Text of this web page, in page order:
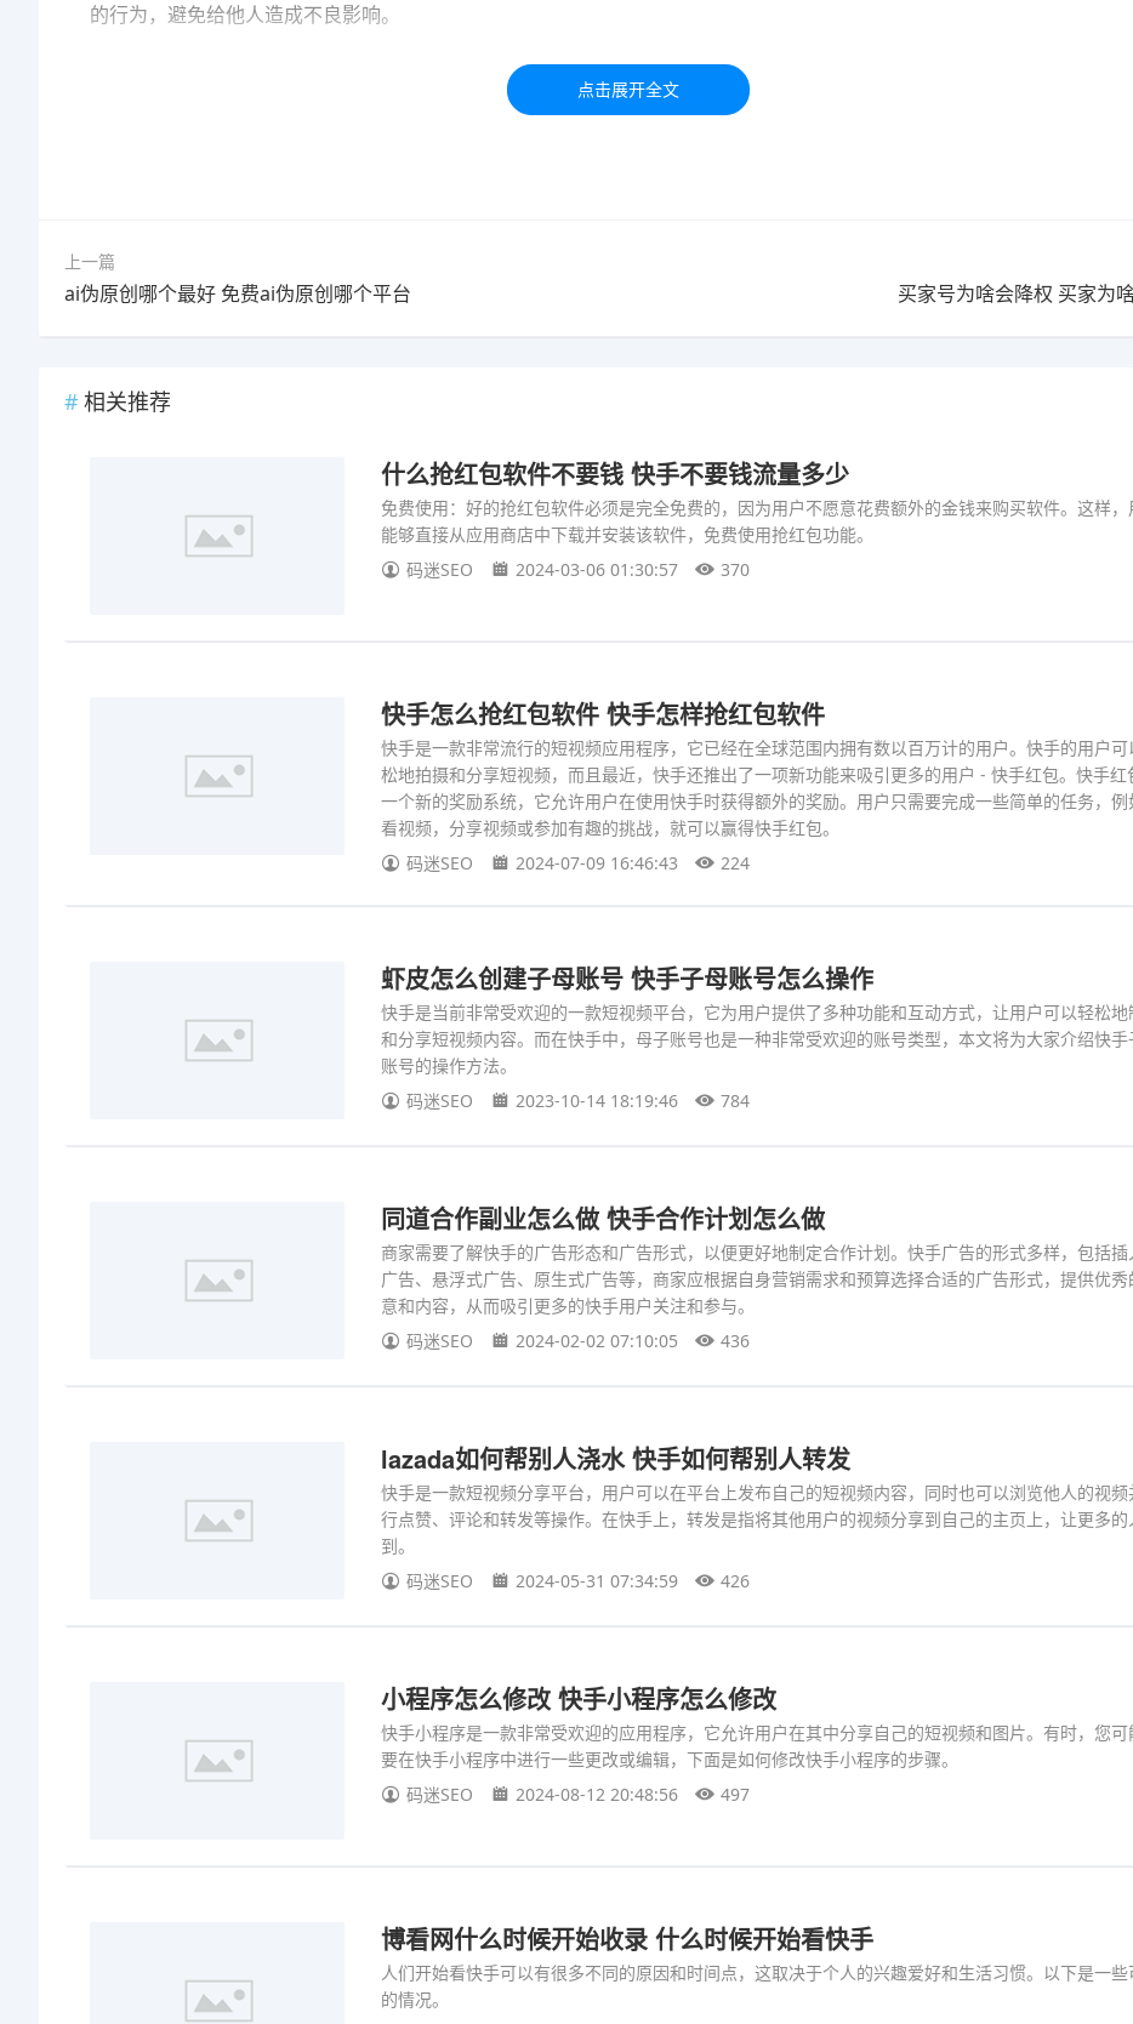
的行为，避免给他人造成不良影响。
本站内容均为「码迷SEO」网友免费分享整理，仅用于学习交流，如有疑问，请联系我们48小时处理！！！！
上一篇
ai伪原创哪个最好 免费ai伪原创哪个平台 买家号为啥会降权 买家为
相关推荐
什么抢红包软件不要钱 快手不要钱流量多少
免费使用：好的抢红包软件必须是完全免费的，因为用户不愿意花费额外的金钱来购买软件。这样，
能够直接从应用商店中下载并安装该软件，免费使用抢红包功能。
码迷SEO
2024-03-06 01:30:57 370
快手怎么抢红包软件 快手怎样抢红包软件
快手是一款非常流行的短视频应用程序，它已经在全球范围内拥有数以百万计的用户。快手的用户可
松地拍摄和分享短视频，而且最近，快手还推出了一项新功能来吸引更多的用户 - 快手红包。快手红
一个新的奖励系统，它允许用户在使用快手时获得额外的奖励。用户只需要完成一些简单的任务，例
看视频，分享视频或参加有趣的挑战，就可以赢得快手红包。
码迷SEO
2024-07-09 16:46:43 224
虾皮怎么创建子母账号 快手子母账号怎么操作
快手是当前非常受欢迎的一款短视频平台，它为用户提供了多种功能和互动方式，让用户可以轻松地
和分享短视频内容。而在快手中，母子账号也是一种非常受欢迎的账号类型，本文将为大家介绍快手
账号的操作方法。
码迷SEO
2023-10-14 18:19:46 784
同道合作副业怎么做 快手合作计划怎么做
商家需要了解快手的广告形态和广告形式，以便更好地制定合作计划。快手广告的形式多样，包括插
广告、悬浮式广告、原生式广告等，商家应根据自身营销需求和预算选择合适的广告形式，提供优秀
意和内容，从而吸引更多的快手用户关注和参与。
码迷SEO
2024-02-02 07:10:05 436
lazada如何帮别人浇水 快手如何帮别人转发
快手是一款短视频分享平台，用户可以在平台上发布自己的短视频内容，同时也可以浏览他人的视频
行点赞、评论和转发等操作。在快手上，转发是指将其他用户的视频分享到自己的主页上，让更多的
到。
码迷SEO
2024-05-31 07:34:59 426
小程序怎么修改 快手小程序怎么修改
快手小程序是一款非常受欢迎的应用程序，它允许用户在其中分享自己的短视频和图片。有时，您可
要在快手小程序中进行一些更改或编辑，下面是如何修改快手小程序的步骤。
码迷SEO
2024-08-12 20:48:56 497
博看网什么时候开始收录 什么时候开始看快手
人们开始看快手可以有很多不同的原因和时间点，这取决于个人的兴趣爱好和生活习惯。以下是一些
的情况。